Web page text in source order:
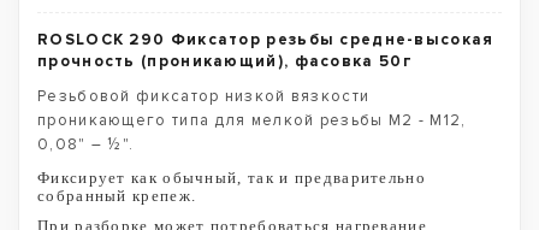
ROSLOCK 290 Фиксатор резьбы средне-высокая
прочность (проникающий), фасовка 50г
Резьбовой фиксатор низкой вязкости
проникающего типа для мелкой резьбы М2 - М12,
0,08" – ½".
Фиксирует как обычный, так и предварительно
собранный крепеж.
При разборке может потребоваться нагревание.